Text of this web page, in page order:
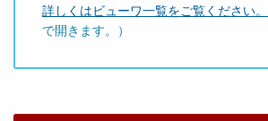
詳しくはビューワ一覧をご覧ください。
で開きます。）